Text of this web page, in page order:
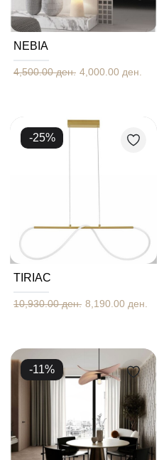
NEBIA
4,500.00 ден. 4,000.00 ден.
-25%
TIRIAC
10,930.00 ден. 8,190.00 ден.
-11%